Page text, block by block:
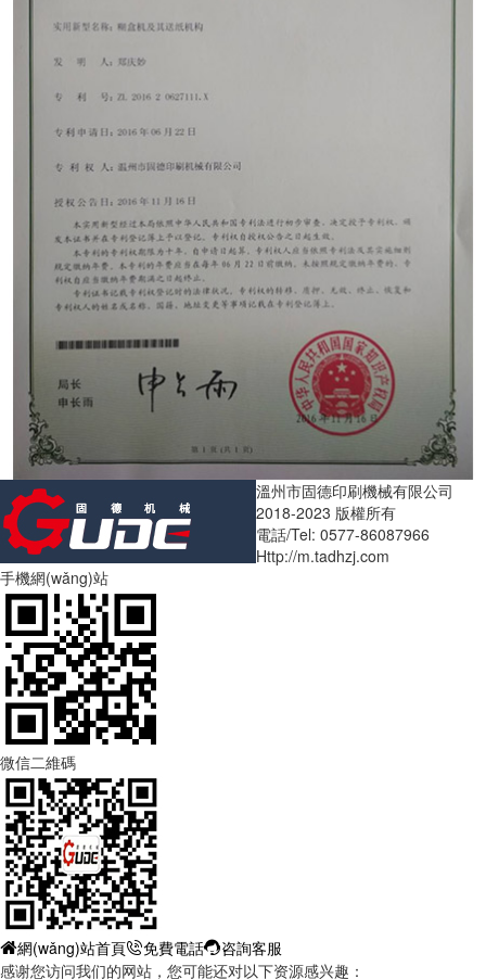
溫州市固德印刷機械有限公司
2018-2023 版權所有
電話/Tel: 0577-86087966
Http://m.tadhzj.com
手機網(wǎng)站
微信二維碼
網(wǎng)站首頁 免費電話
咨詢客服
感谢您访问我们的网站，您可能还对以下资源感兴趣：